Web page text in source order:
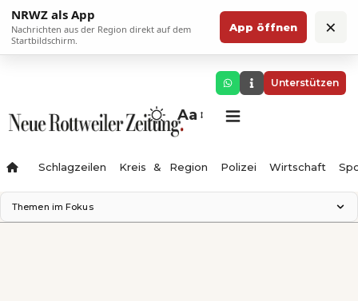
NRWZ als App
Nachrichten aus der Region direkt auf dem
Startbildschirm.
App öffnen ×
Unterstützen
Aa
Schlagzeilen Kreis & Region Polizei Wirtschaft
Themen im Fokus